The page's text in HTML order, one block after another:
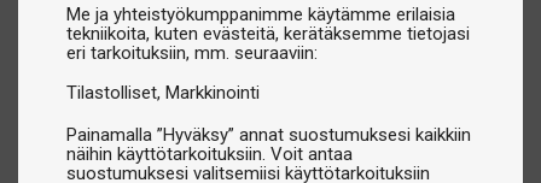
Me ja yhteistyökumppanimme käytämme erilaisia
tekniikoita, kuten evästeitä, kerätäksemme tietojasi
eri tarkoituksiin, mm. seuraaviin:
Tilastolliset Markkinointi
Painamalla ”Hyväksy” annat suostumuksesi kaikkiin
näihin käyttötarkoituksiin. Voit antaa
suostumuksesi valitsemiisi käyttötarkoituksiin